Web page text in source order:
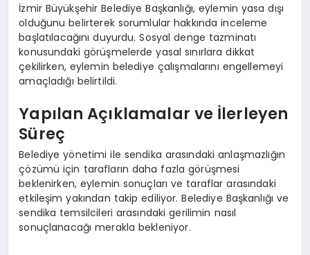
İzmir Büyükşehir Belediye Başkanlığı, eylemin yasa dışı
olduğunu belirterek sorumlular hakkında inceleme
başlatılacağını duyurdu. Sosyal denge tazminatı
konusundaki görüşmelerde yasal sınırlara dikkat
çekilirken, eylemin belediye çalışmalarını engellemeyi
amaçladığı belirtildi.
Yapılan Açıklamalar ve İlerleyen
Süreç
Belediye yönetimi ile sendika arasındaki anlaşmazlığın
çözümü için tarafların daha fazla görüşmesi
beklenirken, eylemin sonuçları ve taraflar arasındaki
etkileşim yakından takip ediliyor. Belediye Başkanlığı ve
sendika temsilcileri arasındaki gerilimin nasıl
sonuçlanacağı merakla bekleniyor.